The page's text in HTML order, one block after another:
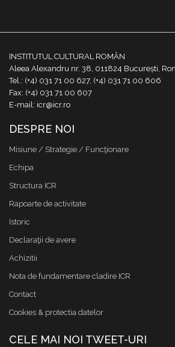
INSTITUTUL CULTURAL ROMÂN
Aleea Alexandru nr. 38, 011824 București,
Tel.: (+4) 031 71 00 627, (+4) 031 71 00 606
Fax: (+4) 031 71 00 607
E-mail: icr@icr.ro
DESPRE NOI
Misiune / Strategie / Funcţionare
Echipa
Structura ICR
Rapoarte de activitate
Istoric
Declaraţii de avere
Achizitii
Nota de fundamentare cladire ICR
Contact
Cookies & protectia datelor
CELE MAI NOI TWEET-URI